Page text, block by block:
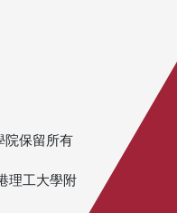
院保留所有
理工大學附